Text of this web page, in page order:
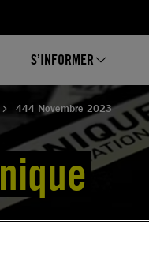
S’INFORMER
444 Novembre 2023